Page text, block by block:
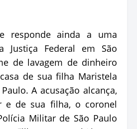
responde ainda a uma
Justiça Federal em São
de lavagem de dinheiro
de sua filha Maristela
A acusação alcança,
e de sua filha, o coronel
Militar de São Paulo